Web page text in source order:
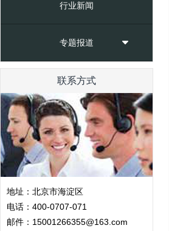
行业新闻
专题报道
联系方式
地址：北京市海淀区
电话：400-0707-071
邮件：15001266355@163.com